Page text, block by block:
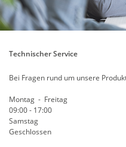
Technischer Service
Bei Fragen rund um unsere
Montag - Freitag
09:00 - 17:00
Samstag
Geschlossen